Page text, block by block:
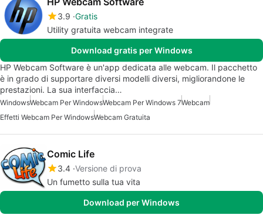
3.9 Gratis
Utility gratuita webcam integrate
Download gratis per Windows
HP Webcam Software è un'app dedicata alle webcam. Il pacchetto
è in grado di supportare diversi modelli diversi, migliorandone le
prestazioni. La sua interfaccia…
WindowsWebcam Per WindowsWebcam Per Windows 7Webcam
Effetti Webcam Per WindowsWebcam Gratuita
Comic Life
3.4 Versione di prova
Un fumetto sulla tua vita
Download per Windows